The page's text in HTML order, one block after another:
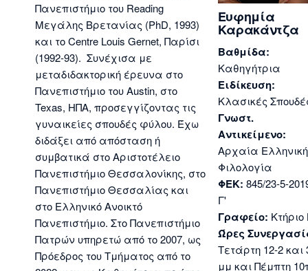
Πανεπιστήμιο του Reading
Μεγάλης Βρετανίας (PhD, 1993)
και το Centre Louis Gernet, Παρίσι
(1992-93). Συνέχισα με
μεταδιδακτορική έρευνα στο
Πανεπιστήμιο του Austin, στο
Texas, ΗΠΑ, προσεγγίζοντας τις
γυναικείες σπουδές φύλου. Έχω
διδάξει από απόσταση ή
συμβατικά στο Αριστοτέλειο
Πανεπιστήμιο Θεσσαλονίκης, στο
Πανεπιστήμιο Θεσσαλίας και
στο Ελληνικό Ανοικτό
Πανεπιστήμιο. Στο Πανεπιστήμιο
Πατρών υπηρετώ από το 2007, ως
Πρόεδρος του Τμήματος από το
Ευφημία
Καρακάντζα
Βαθμίδα:
Καθηγήτρια
Ειδίκευση:
Κλασικές
Γνωστ.
Αντικείμενο:
Αρχαία Ελληνική
Φιλολογία
ΦΕΚ: 845/23-5-
Γ'
Γραφείο: Κτήριο
Ώρες
Τετάρτη 12-2 και
μμ και Πέμπτη